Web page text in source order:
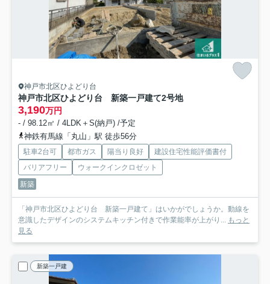
神戸市北区ひよどり台
神戸市北区ひよどり台 新築一戸建て2号地
3,190万円
- / 98.12㎡ / 4LDK＋S(納戸) /予定
神鉄有馬線「丸山」駅 徒歩56分
駐車2台可 都市ガス 陽当り良好
建設住宅性能評価書付
バリアフリー
ウォークインクロゼット
新築
「神戸市北区ひよどり台 新築一戸建て」はいかがでしょうか。動線を
意識したデザインのシステムキッチン付きで作業能率が上がり... もっと
見る
新築一戸建